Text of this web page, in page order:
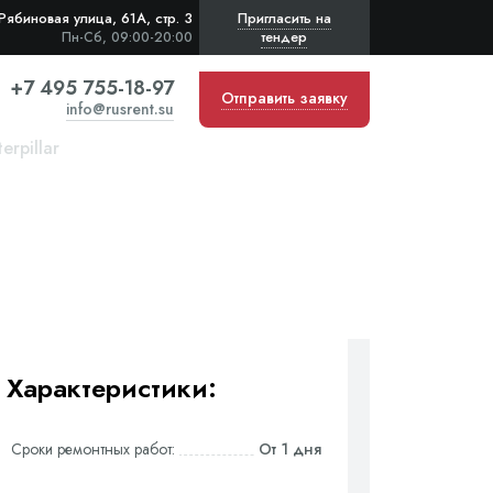
улица, 61А, стр. 3
Пн-Сб, 09:00-20:00
Пригласить на
тендер
+7 495 755-18-97
info@rusrent.su Отправить заявку
Характеристики:
Сроки ремонтных работ: От 1 дня